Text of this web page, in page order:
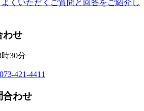
くいただくご質問と回答をご紹介し
わせ
30分
合わせ